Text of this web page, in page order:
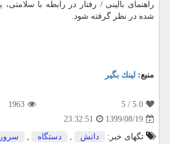
راهنمای بالینی / رفتار در رابطه با سلامتی،
شده در نظر گرفته شود.
منبع: لینك بگیر
5.0
/ 5
1963
1399/08/19
23:32:51
تگهای خبر:
دانش , دستگاه , سرور